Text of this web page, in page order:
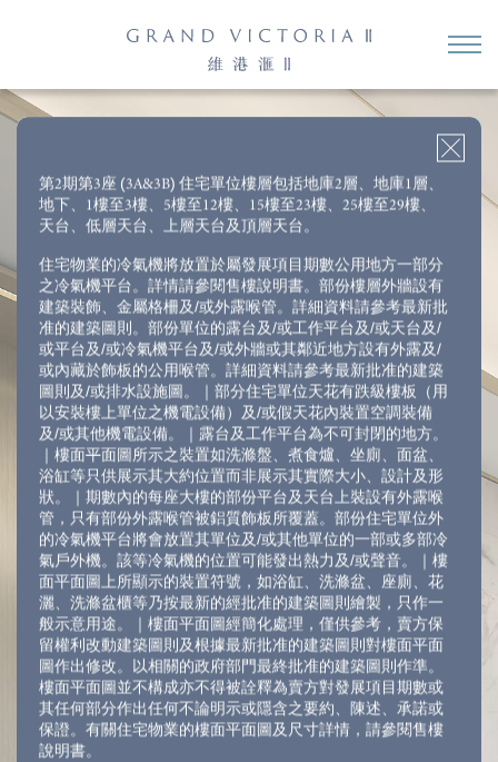
3房1套＋多功能房連洗手間
4房1套＋多功能房連洗手間
第3座（3B）18 樓 G 室
*
第2期第3座 (3A&3B) 住宅單位樓層包括地庫2層、地庫1層、
地下、1樓至3樓、5樓至12樓、15樓至23樓、25樓至29樓、
天台、低層天台、上層天台及頂層天台。
住宅物業的冷氣機將放置於屬發展項目期數公用地方一部分
之冷氣機平台。詳情請參閱售樓說明書。部份樓層外牆設有
建築裝飾、金屬格柵及/或外露喉管。詳細資料請參考最新批
准的建築圖則。部份單位的露台及/或工作平台及/或天台及/
或平台及/或冷氣機平台及/或外牆或其鄰近地方設有外露及/
或內藏於飾板的公用喉管。詳細資料請參考最新批准的建築
圖則及/或排水設施圖。｜部分住宅單位天花有跌級樓板（用
以安裝樓上單位之機電設備）及/或假天花內裝置空調裝備
及/或其他機電設備。｜露台及工作平台為不可封閉的地方。
｜樓面平面圖所示之裝置如洗滌盤、煮食爐、坐廁、面盆、
浴缸等只供展示其大約位置而非展示其實際大小、設計及形
狀。｜期數內的每座大樓的部份平台及天台上裝設有外露喉
管，只有部份外露喉管被鋁質飾板所覆蓋。部份住宅單位外
的冷氣機平台將會放置其單位及/或其他單位的一部或多部冷
氣戶外機。該等冷氣機的位置可能發出熱力及/或聲音。｜樓
面平面圖上所顯示的裝置符號，如浴缸、洗滌盆、座廁、花
灑、洗滌盆櫃等乃按最新的經批准的建築圖則繪製，只作一
般示意用途。｜樓面平面圖經簡化處理，僅供參考，賣方保
留權利改動建築圖則及根據最新批准的建築圖則對樓面平面
圖作出修改。以相關的政府部門最終批准的建築圖則作準。
樓面平面圖並不構成亦不得被詮釋為賣方對發展項目期數或
其任何部分作出任何不論明示或隱含之要約、陳述、承諾或
保證。有關住宅物業的樓面平面圖及尺寸詳情，請參閱售樓
說明書。